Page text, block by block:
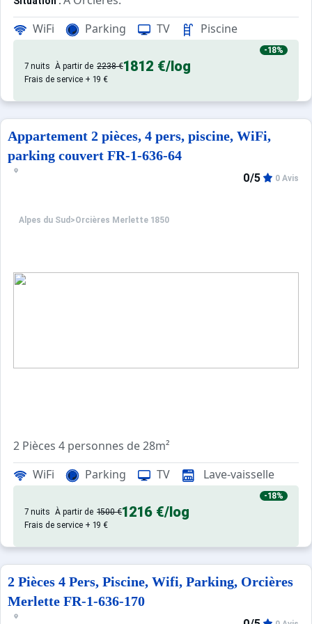
Prestations optionnelles à régler sur place et à réserver
Ménage studio : 68.0 €.
Kit serviettes : 10.0 €.
Seuls les équipements mentionnés spécifiquement
Appartement :De grand confort et bien équipé. Avec
WiFi Parking TV Piscine
-18%
7 nuits À partir de 2238 €1812 €/log
Frais de service + 19 €
Appartement 2 pièces, 4 pers, piscine, WiFi,
parking couvert FR-1-636-64
Alpes du Sud >Orcières Merlette 1850
0/5 0 Avis
2 Pièces 4 personnes de 28m²
Dans résidence de qualité en coeur de station, située
2 pièces pour 4 personnes :
Séjour : 1 lit gigogne 2 personnes
Chambre : 1 lit 2 places
Salle de bains : baignoire, WC séparés
Cuisine : grand frigo avec partie congélateur, micro-
WiFi Parking TV Lave-vaisselle
-18%
7 nuits À partir de 1500 €1216 €/log
Frais de service + 19 €
2 Pièces 4 Pers, Piscine, Wifi, Parking, Orcières
Merlette FR-1-636-170